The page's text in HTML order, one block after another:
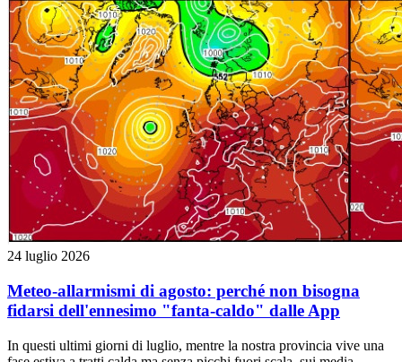
24 luglio 2026
Meteo-allarmismi di agosto: perché non bisogna
fidarsi dell'ennesimo "fanta-caldo" dalle App
In questi ultimi giorni di luglio, mentre la nostra provincia vive una